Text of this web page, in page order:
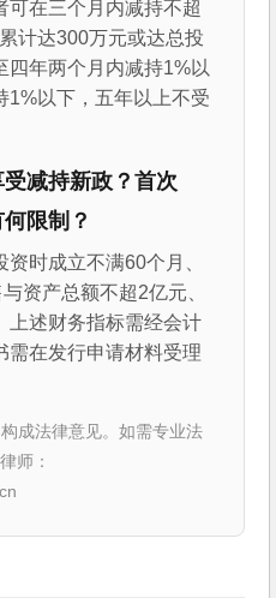
可在三个月内减持不超
计达300万元或达总投
四年两个月内减持1%以
1%以下，五年以上不受
减持新政？首次
限制？
时成立不满60个月、
资产总额不超2亿元、
上述财务指标需经会计
需在发行申请材料受理
成法律意见。如需专业法
师：